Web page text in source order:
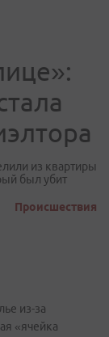
из квартиры
был убит
Происшествия
из-за
«ячейка